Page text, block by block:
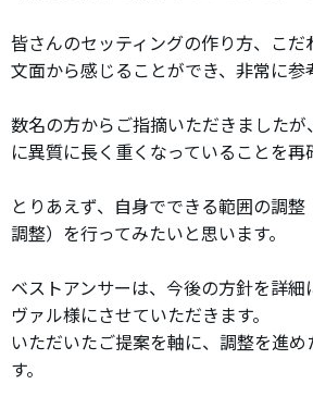
皆さんのセッティングの作り方、こだ
文面から感じることができ、非常に参
数名の方からご指摘いただきました
に異質に長く重くなっていることを再
とりあえず、自身でできる範囲の調
調整）を行ってみたいと思います。
ベストアンサーは、今後の方針を詳
ヴァル様にさせていただきます。
いただいたご提案を軸に、調整を進め
す。